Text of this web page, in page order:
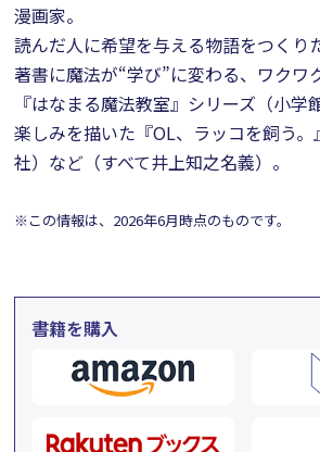
漫画家。
読んだ人に希望を与える物語をつくり
著書に魔法が“学び”に変わる、ワクワ
『はなまる魔法教室』シリーズ（小学
楽しみを描いた『OL、ラッコを飼う
社）など（すべて井上知之名義）。
※この情報は、2026年6月時点のものです。
書籍を購入